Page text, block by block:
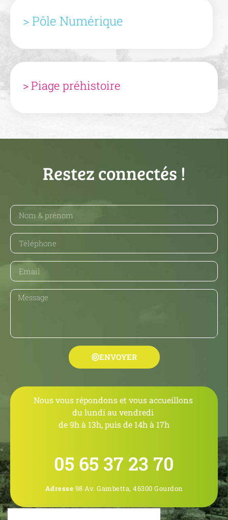
> Pôle Numérique
> Piage préhistoire
Restez connectés !
ENVOYER
Nous vous répondons et vous accueillons
du lundi au vendredi
de 9h à 13h, puis de 14h à 17h
05 65 37 23 70
Adresse 98 Av. Gambetta, 46300 Gourdon